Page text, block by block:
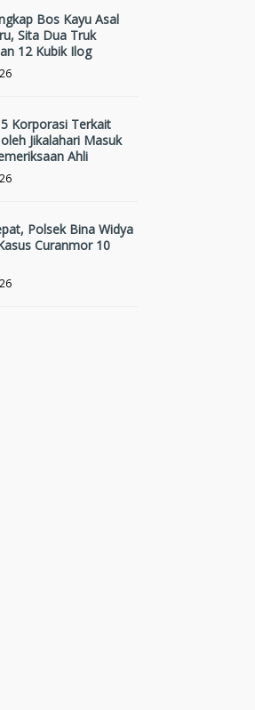
Bos Kayu Asal
Sita Dua Truk
12 Kubik Ilog
Korporasi Terkait
Jikalahari Masuk
Ahli
Polsek Bina Widya
Curanmor 10